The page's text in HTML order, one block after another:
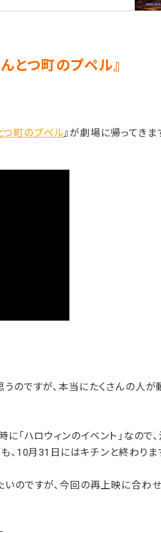
とつ町のプペル』
つ町のプペル 』が劇場に帰ってきま
のですが、本当にたくさんの人が
「ハロウィンのイベント」なので
、10月31日にはキチンと終わりま
のですが、今回の再上映に合わせ